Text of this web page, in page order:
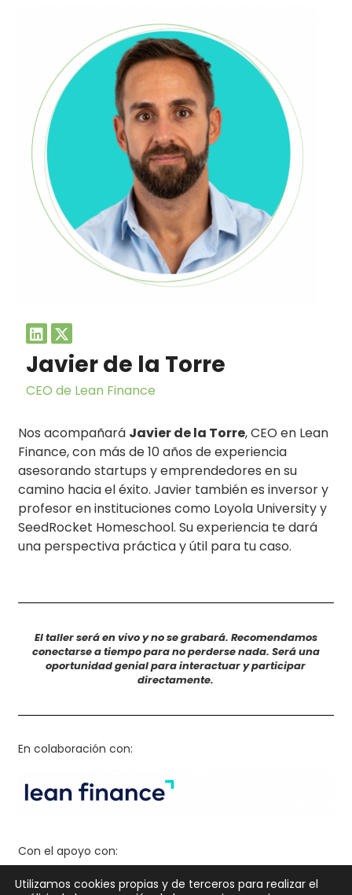
Javier de la Torre
CEO de Lean Finance
Nos acompañará Javier de la Torre, CEO en Lean
Finance, con más de 10 años de experiencia
asesorando startups y emprendedores en su
camino hacia el éxito. Javier también es inversor y
profesor en instituciones como Loyola University y
SeedRocket Homeschool. Su experiencia te dará
una perspectiva práctica y útil para tu caso.
El taller será en vivo y no se grabará. Recomendamos
conectarse a tiempo para no perderse nada. Será una
oportunidad genial para interactuar y participar
directamente.
En colaboración con:
Con el apoyo con:
Utilizamos cookies propias y de terceros para realizar el